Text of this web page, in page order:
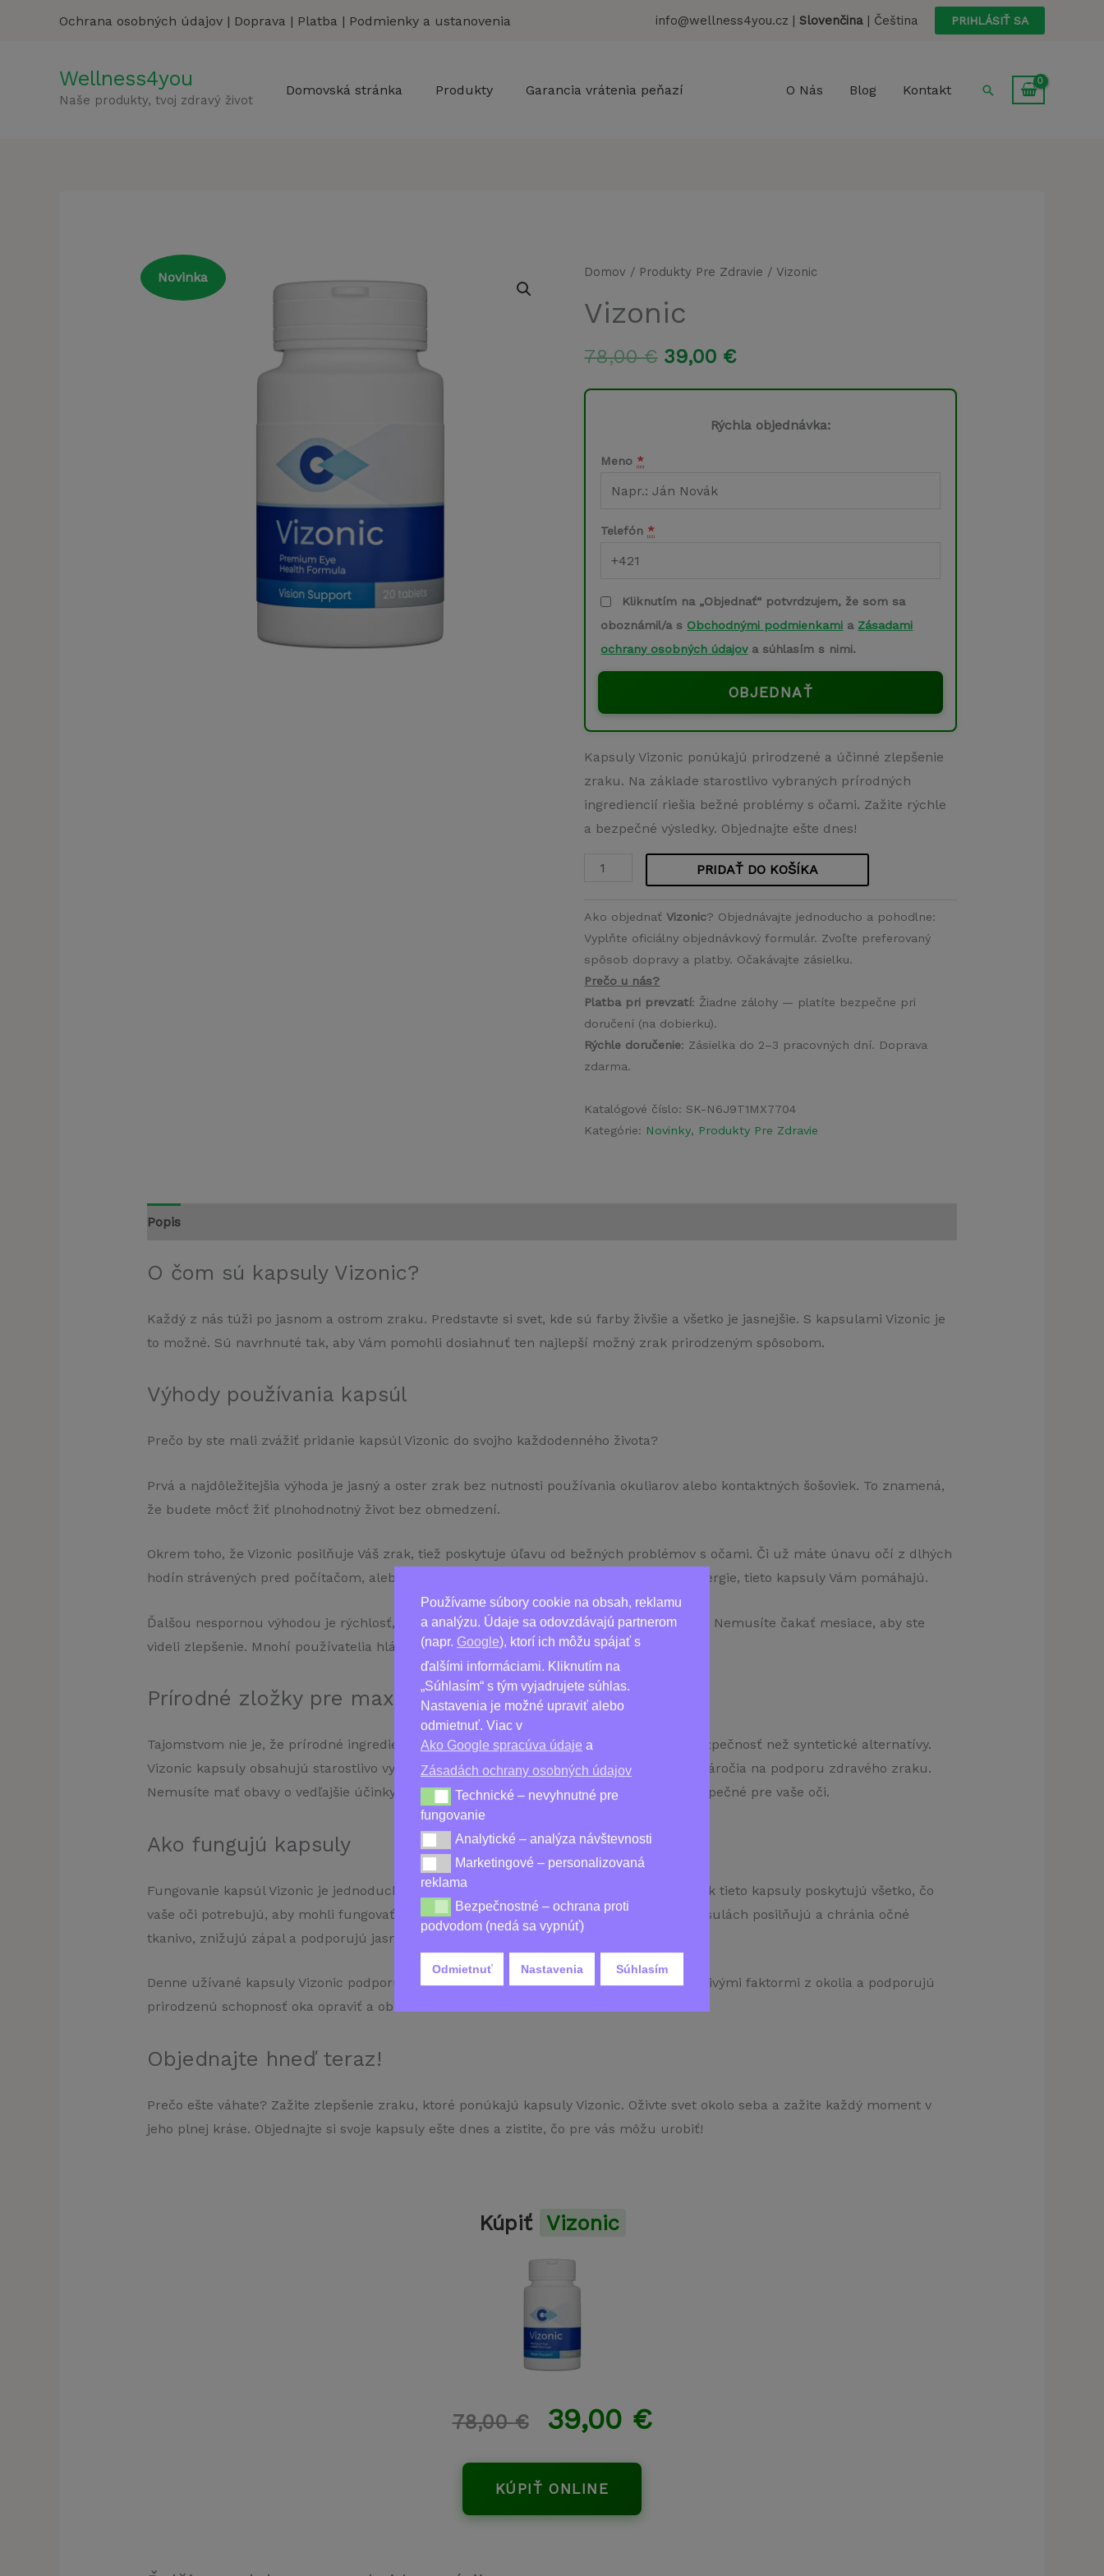
Používame súbory cookie na obsah, reklamu
a analýzu. Údaje sa odovzdávajú partnerom
(napr. Google), ktorí ich môžu spájať s
ďalšími informáciami. Kliknutím na
„Súhlasím“ s tým vyjadrujete súhlas.
Nastavenia je možné upraviť alebo
odmietnuť. Viac v
Ako Google spracúva údaje a
Zásadách ochrany osobných údajov
Technické – nevyhnutné pre fungovanie
Technické – nevyhnutné pre
fungovanie
Analytické – analýza návštevnosti
Analytické – analýza návštevnosti
Marketingové – personalizovaná reklama
Marketingové – personalizovaná
reklama
Bezpečnostné – ochrana proti podvodom (nedá sa vypnúť)
Bezpečnostné – ochrana proti
podvodom (nedá sa vypnúť)
Odmietnuť Nastavenia Súhlasím
Ochrana osobných údajov | Doprava | Platba | Podmienky a ustanovenia info@wellness4you.cz | Slovenčina | Čeština PRIHLÁSIŤ SA
Wellness4you
Naše produkty, tvoj zdravý život
Domovská stránka Produkty Garancia vrátenia peňazí O Nás Blog Kontakt Hľadať
Novinka Domov / Produkty Pre Zdravie / Vizonic
Vizonic
78,00€ Pôvodná
cena
39,00 €Aktuálna
cena
je:
Rýchla objednávka:
Meno *
Telefón *
Kliknutím na „Objednať“ potvrdzujem, že som sa
oboznámil/a s Obchodnými podmienkami a Zásadami
ochrany osobných údajova súhlasím s nimi.
OBJEDNAŤ
Kapsuly Vizonic ponúkajú prirodzené a účinné zlepšenie
zraku. Na základe starostlivo vybraných prírodných
ingrediencií riešia bežné problémy s očami. Zažite rýchle
a bezpečné výsledky. Objednajte ešte dnes!
PRIDAŤ DO KOŠÍKA
Ako objednať Vizonic? Objednávajte jednoducho a pohodlne:
Vyplňte oficiálny objednávkový formulár. Zvoľte preferovaný
spôsob dopravy a platby. Očakávajte zásielku.
Prečo u nás?
Platba pri prevzatí: Žiadne zálohy — platíte bezpečne pri
doručení (na dobierku).
Rýchle doručenie: Zásielka do 2–3 pracovných dní. Doprava
zdarma.
Katalógové číslo: SK-N6J9T1MX7704
Kategórie: Novinky, Produkty Pre Zdravie
Popis
O čom sú kapsuly Vizonic?
Každý z nás túži po jasnom a ostrom zraku. Predstavte si svet, kde sú farby živšie a všetko je jasnejšie. S kapsulami Vizonic je
to možné. Sú navrhnuté tak, aby Vám pomohli dosiahnuť ten najlepší možný zrak prirodzeným spôsobom.
Výhody používania kapsúl
Prečo by ste mali zvážiť pridanie kapsúl Vizonic do svojho každodenného života?
Prvá a najdôležitejšia výhoda je jasný a oster zrak bez nutnosti používania okuliarov alebo kontaktných šošoviek. To znamená,
že budete môcť žiť plnohodnotný život bez obmedzení.
Okrem toho, že Vizonic posilňuje Váš zrak, tiež poskytuje úľavu od bežných problémov s očami. Či už máte únavu očí z dlhých
hodín strávených pred počítačom, alebo Vám spôsobili nepríjemné svrbenie a pálenie alergie, tieto kapsuly Vám pomáhajú.
Ďalšou nespornou výhodou je rýchlosť, s akou kapsuly tento produkt prinášajú výsledky. Nemusíte čakať mesiace, aby ste
videli zlepšenie. Mnohí používatelia hlásia viditeľné výsledky už po niekoľkých dňoch!
Prírodné zložky pre maximálnu efektívnosť
Tajomstvom nie je, že prírodné ingrediencie často dosahujú vyššiu účinnosť a väčšiu bezpečnosť než syntetické alternatívy.
Vizonic kapsuly obsahujú starostlivo vybrané prírodné zložky, ktoré ľudia používali po stáročia na podporu zdravého zraku.
Nemusíte mať obavy o vedľajšie účinky, pretože kapsuly Vizonic sú 100% prírodné a bezpečné pre vaše oči.
Ako fungujú kapsuly
Fungovanie kapsúl Vizonic je jednoduché. Vďaka unikátnemu zloženiu prírodných zložiek tieto kapsuly poskytujú všetko, čo
vaše oči potrebujú, aby mohli fungovať na vrchole svojich možností. Zložky v týchto kapsulách posilňujú a chránia očné
tkanivo, znižujú zápal a podporujú jasný, ostřý zrak.
Denne užívané kapsuly Vizonic podporujú celkové zdravie vašich očí, chránia pred škodlivými faktormi z okolia a podporujú
prirodzenú schopnosť oka opraviť a obnoviť sa.
Objednajte hneď teraz!
Prečo ešte váhate? Zažite zlepšenie zraku, ktoré ponúkajú kapsuly Vizonic. Oživte svet okolo seba a zažite každý moment v
jeho plnej kráse. Objednajte si svoje kapsuly ešte dnes a zistite, čo pre vás môžu urobiť!
Kúpiť Vizonic
78,00€ 39,00 €
KÚPIŤ ONLINE
bola:
je: